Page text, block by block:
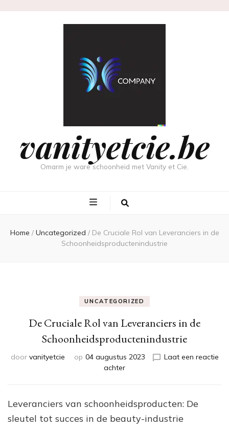
vanityetcie.be
Omarm je ware schoonheid met Vanity et Cie.
Home / Uncategorized / De Cruciale Rol van Leveranciers in de
Schoonheidsproductenindustrie
UNCATEGORIZED
De Cruciale Rol van Leveranciers in de
Schoonheidsproductenindustrie
door vanityetcie op 04 augustus 2023
Laat een reactie
achterop
Rol
van
Leveranciers
Leveranciers van schoonheidsproducten: De
sleutel tot succes in de beauty-industrie